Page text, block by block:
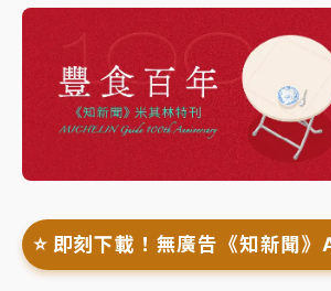
⭐️ 即刻下載！無廣告《知新聞》